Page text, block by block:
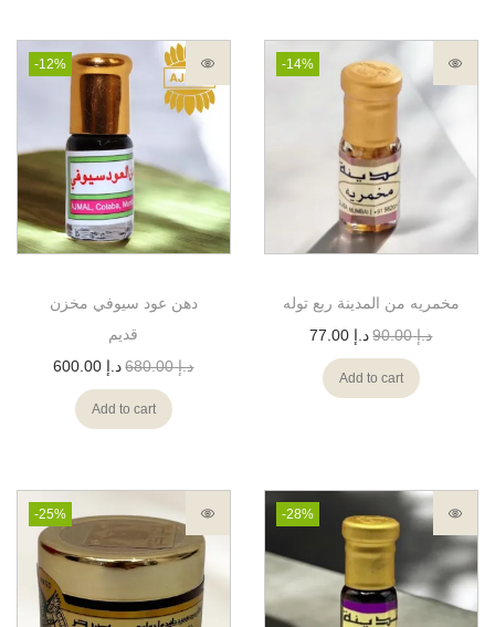
-12%
دهن عود سيوفي مخزن
قديم
د.إ680.00 د.إ
Add to cart
-14%
مخمريه من المدينة ربع توله
د.إ90.00 د.إ
Add to cart
-25% -28%